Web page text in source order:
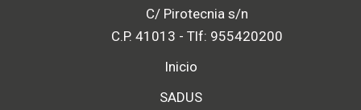
C/ Pirotecnia s/n
C.P. 41013 - Tlf: 955420200
Inicio
SADUS